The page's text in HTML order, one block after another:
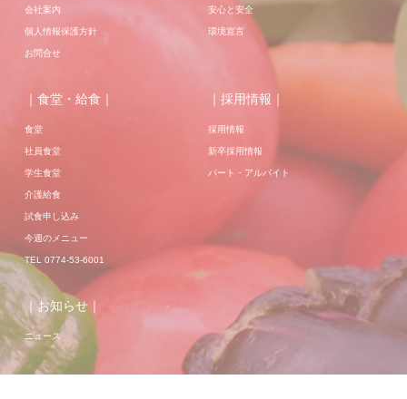
会社案内
個人情報保護方針
お問合せ
安心と安全
環境宣言
｜食堂・給食｜
食堂
社員食堂
学生食堂
介護給食
試食申し込み
今週のメニュー
TEL 0774-53-6001
｜採用情報｜
採用情報
新卒採用情報
パート・アルバイト
｜お知らせ｜
ニュース